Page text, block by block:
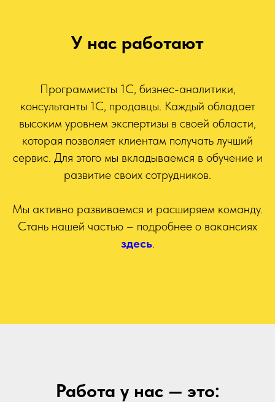
У нас работают
Программисты 1С, бизнес-аналитики,
консультанты 1С, продавцы. Каждый обладает
высоким уровнем экспертизы в своей области,
которая позволяет клиентам получать лучший
сервис. Для этого мы вкладываемся в обучение и
развитие своих сотрудников.
Мы активно развиваемся и расширяем команду.
Стань нашей частью – подробнее о вакансиях
здесь.
Работа у нас — это: